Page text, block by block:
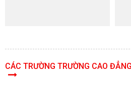
CÁC TRƯỜNG TRƯỜNG CAO